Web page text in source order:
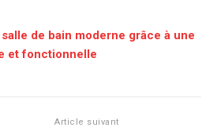
de bain moderne grâce à une
et fonctionnelle
Article suivant